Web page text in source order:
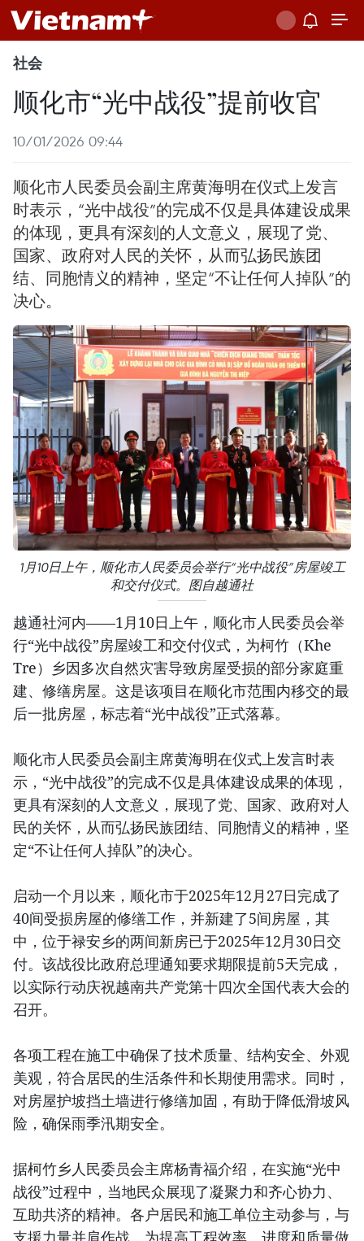
社会
顺化市“光中战役”提前收官
10/01/2026 09:44
顺化市人民委员会副主席黄海明在仪式上发言
时表示，“光中战役”的完成不仅是具体建设成果
的体现，更具有深刻的人文意义，展现了党、
国家、政府对人民的关怀，从而弘扬民族团
结、同胞情义的精神，坚定“不让任何人掉队”的
决心。
1月10日上午，顺化市人民委员会举行“光中战役”房屋竣工
和交付仪式。图自越通社
越通社河内——1月10日上午，顺化市人民委员会举
行“光中战役”房屋竣工和交付仪式，为柯竹（Khe
Tre）乡因多次自然灾害导致房屋受损的部分家庭重
建、修缮房屋。这是该项目在顺化市范围内移交的最
后一批房屋，标志着“光中战役”正式落幕。
顺化市人民委员会副主席黄海明在仪式上发言时表
示，“光中战役”的完成不仅是具体建设成果的体现，
更具有深刻的人文意义，展现了党、国家、政府对人
民的关怀，从而弘扬民族团结、同胞情义的精神，坚
定“不让任何人掉队”的决心。
启动一个月以来，顺化市于2025年12月27日完成了
40间受损房屋的修缮工作，并新建了5间房屋，其
中，位于禄安乡的两间新房已于2025年12月30日交
付。该战役比政府总理通知要求期限提前5天完成，
以实际行动庆祝越南共产党第十四次全国代表大会的
召开。
各项工程在施工中确保了技术质量、结构安全、外观
美观，符合居民的生活条件和长期使用需求。同时，
对房屋护坡挡土墙进行修缮加固，有助于降低滑坡风
险，确保雨季汛期安全。
据柯竹乡人民委员会主席杨青福介绍，在实施“光中
战役”过程中，当地民众展现了凝聚力和齐心协力、
互助共济的精神。各户居民和施工单位主动参与，与